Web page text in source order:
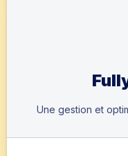
Une gestion et